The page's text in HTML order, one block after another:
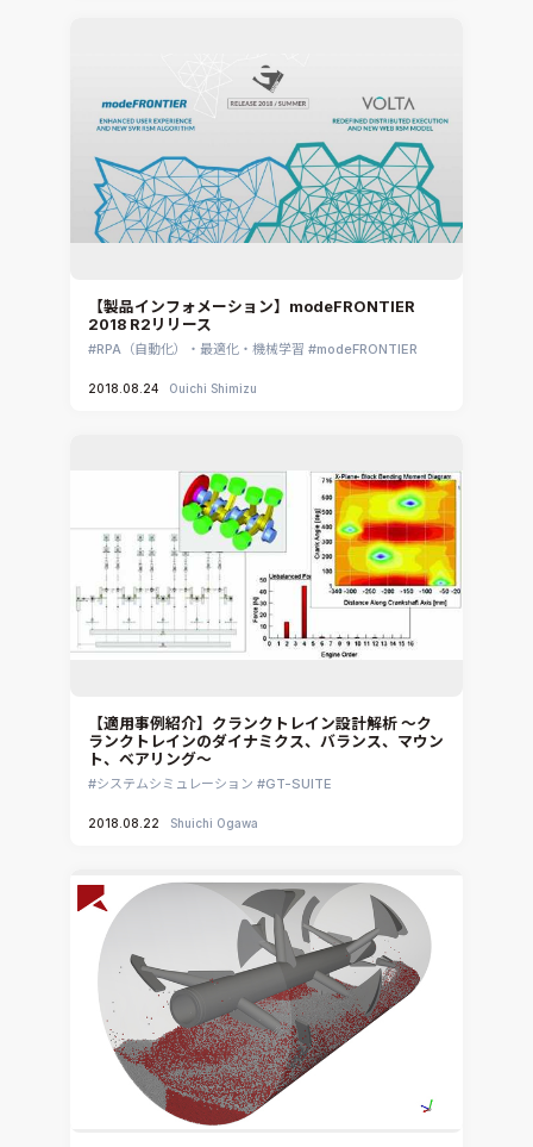
【製品インフォメーション】modeFRONTIER
2018 R2リリース
RPA（自動化）・最適化・機械学習 modeFRONTIER
2018.08.24 Ouichi Shimizu
【適用事例紹介】クランクトレイン設計解析 ～ク
ランクトレインのダイナミクス、バランス、マウン
ト、ベアリング～
システムシミュレーション GT-SUITE
2018.08.22 Shuichi Ogawa